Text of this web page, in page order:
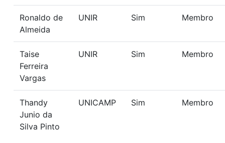
Ronaldo de
Almeida
UNIR Sim Membro
Taise
Ferreira
Vargas
UNIR Sim Membro
Thandy
Junio da
Silva Pinto
UNICAMP Sim Membro